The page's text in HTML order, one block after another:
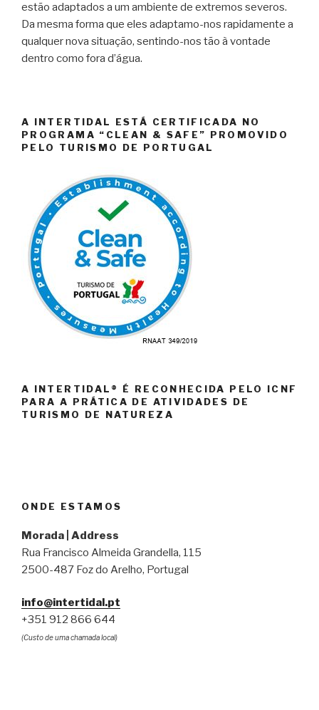
estão adaptados a um ambiente de extremos severos.
Da mesma forma que eles adaptamo-nos rapidamente a
qualquer nova situação, sentindo-nos tão à vontade
dentro como fora d’água.
A INTERTIDAL ESTÁ CERTIFICADA NO
PROGRAMA “CLEAN & SAFE” PROMOVIDO
PELO TURISMO DE PORTUGAL
A INTERTIDAL® É RECONHECIDA PELO ICNF
PARA A PRÁTICA DE ATIVIDADES DE
TURISMO DE NATUREZA
ONDE ESTAMOS
Morada | Address
Rua Francisco Almeida Grandella, 115
2500-487 Foz do Arelho, Portugal
info@intertidal.pt
+351 912 866 644
(Custo de uma chamada local)